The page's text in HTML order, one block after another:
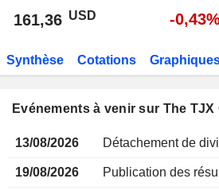
161,36 USD -
Synthèse Cotations
Evénements à venir sur The
13/08/2026 Détachement de
19/08/2026 Publication des